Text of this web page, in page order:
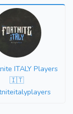
ITALY Players
🇮🇹